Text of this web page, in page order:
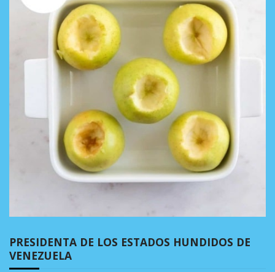
PRESIDENTA DE LOS ESTADOS HUNDIDOS DE
VENEZUELA